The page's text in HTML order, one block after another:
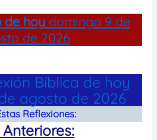
de hoydomingo 9 de
de 2026
Bíblica de hoy
agosto de 2026
Reflexiones: